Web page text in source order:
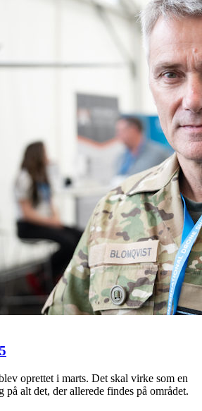
oprettet i marts. Det skal virke som en
alt det, der allerede findes på området.